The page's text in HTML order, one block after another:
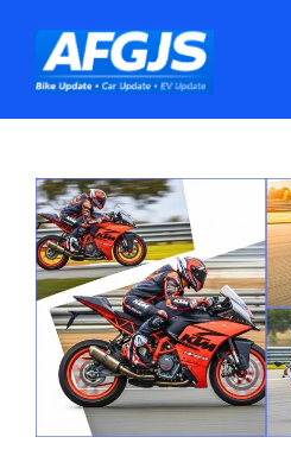
content